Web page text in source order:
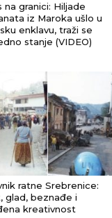
na granici: Hiljade
iz Maroka ušlo u
enklavu, traži se
stanje (VIDEO)
ratne Srebrenice:
glad, beznađe i
kreativnost